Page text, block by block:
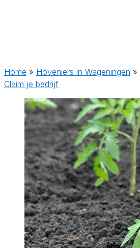
Home » Hoveniers in Wageningen »
Claim je bedrijf